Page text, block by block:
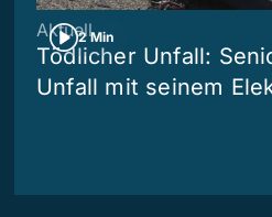
2 Min
Aktuell
Tödlicher Unfall:
Unfall mit seinem